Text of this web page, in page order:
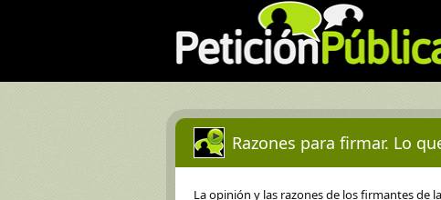
Razones para firmar. Lo
La opinión y las razones de los firmantes de